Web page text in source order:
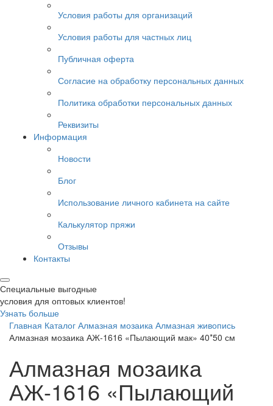
Условия работы для организаций
Условия работы для частных лиц
Публичная оферта
Согласие на обработку персональных данных
Политика обработки персональных данных
Реквизиты
Информация
Новости
Блог
Использование личного кабинета на сайте
Калькулятор пряжи
Отзывы
Контакты
Специальные выгодные
условия для оптовых клиентов!
Узнать больше
Главная Каталог Алмазная мозаика Алмазная живопись
Алмазная мозаика АЖ-1616 «Пылающий мак» 40*50 см
Алмазная мозаика
АЖ-1616 «Пылающий